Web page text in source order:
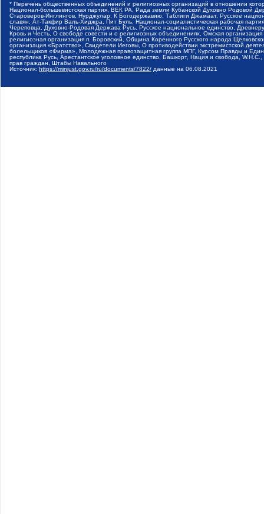
* Перечень общественных объединений и религиозных организаций в отношении
Национал-большевистская партия, ВЕК РА, Рада земли Кубанской Духовно Родовой
Староверов-Инглингов, Нурджулар, К Богодержавию, Таблиги Джамаат, Русское
славян, Ат-Такфир Валь-Хиджра, Пит Буль, Национал-социалистическая рабочая
Череповца, Духовно-Родовая Держава Русь, Русское национальное единство,
Кровь и Честь, О свободе совести и о религиозных объединениях, Омская
религиозная организация п. Боровский, Община Коренного Русского народа
организация «Братство», Свидетели Иеговы, О противодействии экстремистской
болельщиков «Фирма», Молодежная правозащитная группа МПГ, Курсом Правды и
республика Русь, Арестантское уголовное единство, Башкорт, Нация и свобода,
прав граждан, Штабы Навального
Источник: https://minjust.gov.ru/ru/documents/7822/ данные на 06.08.2021